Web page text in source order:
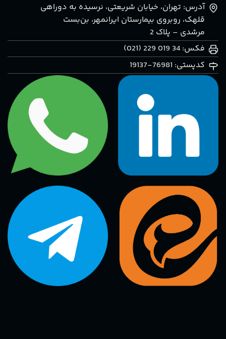
آدرس: تهران، خيابان شريعتی، نرسيده به دوراهی
قلهک، روبروی بيمارستان ايرانمهر، بن‌بست
مرشدی – پلاک 2
فکس: 34 019 229 (021)
کدپستی: 76981-19137